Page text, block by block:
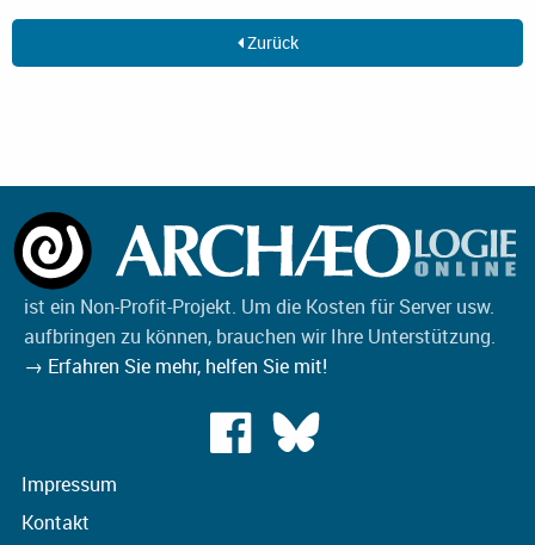
Zurück
ist ein Non-Profit-Projekt. Um die Kosten für Server usw.
aufbringen zu können, brauchen wir Ihre Unterstützung.
→ Erfahren Sie mehr, helfen Sie mit!
Impressum
Kontakt